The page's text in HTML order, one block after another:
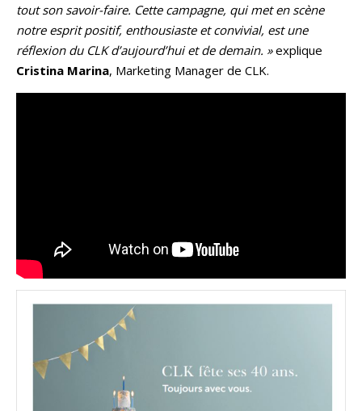
tout son savoir-faire. Cette campagne, qui met en scène
notre esprit positif, enthousiaste et convivial, est une
réflexion du CLK d’aujourd’hui et de demain. »explique
Cristina Marina, Marketing Manager de CLK.